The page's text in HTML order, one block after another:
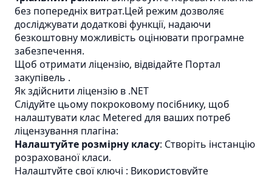
без попередніх витрат.Цей режим дозволяє
досліджувати додаткові функції, надаючи
безкоштовну можливість оцінювати програмне
забезпечення.
Щоб отримати ліцензію, відвідайте Портал
закупівель .
Як здійснити ліцензію в .NET
Слідуйте цьому покроковому посібнику, щоб
налаштувати клас Metered для ваших потреб
ліцензування плагіна:
Налаштуйте розмірну класу: Створіть інстанцію
розрахованої класи.
Налаштуйте свої ключі : Використовуйте